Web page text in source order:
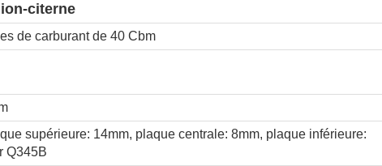
citerne
de carburant de 40 Cbm
supérieure: 14mm, plaque centrale: 8mm, plaque inférieure:
Q345B